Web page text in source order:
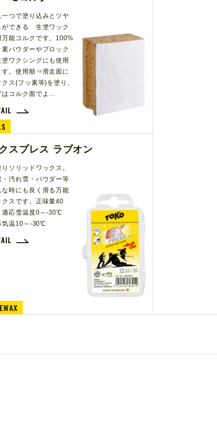
一つで塗り込みとツヤ
ができる 生塗ワック
万能コルクです。100%
素パウダーやブロック
塗ワクシングにも使用
す。使用順⇒滑走面に
クス(フッ素等)を塗り、
はコルク面でよ…
スプレス ラブオン
りソリッドワックス。
・汚れ雪・パウダー等
な時にも良く滑る万能
クスです。正味量40
適応雪温度0～-30℃
気温10～-30℃